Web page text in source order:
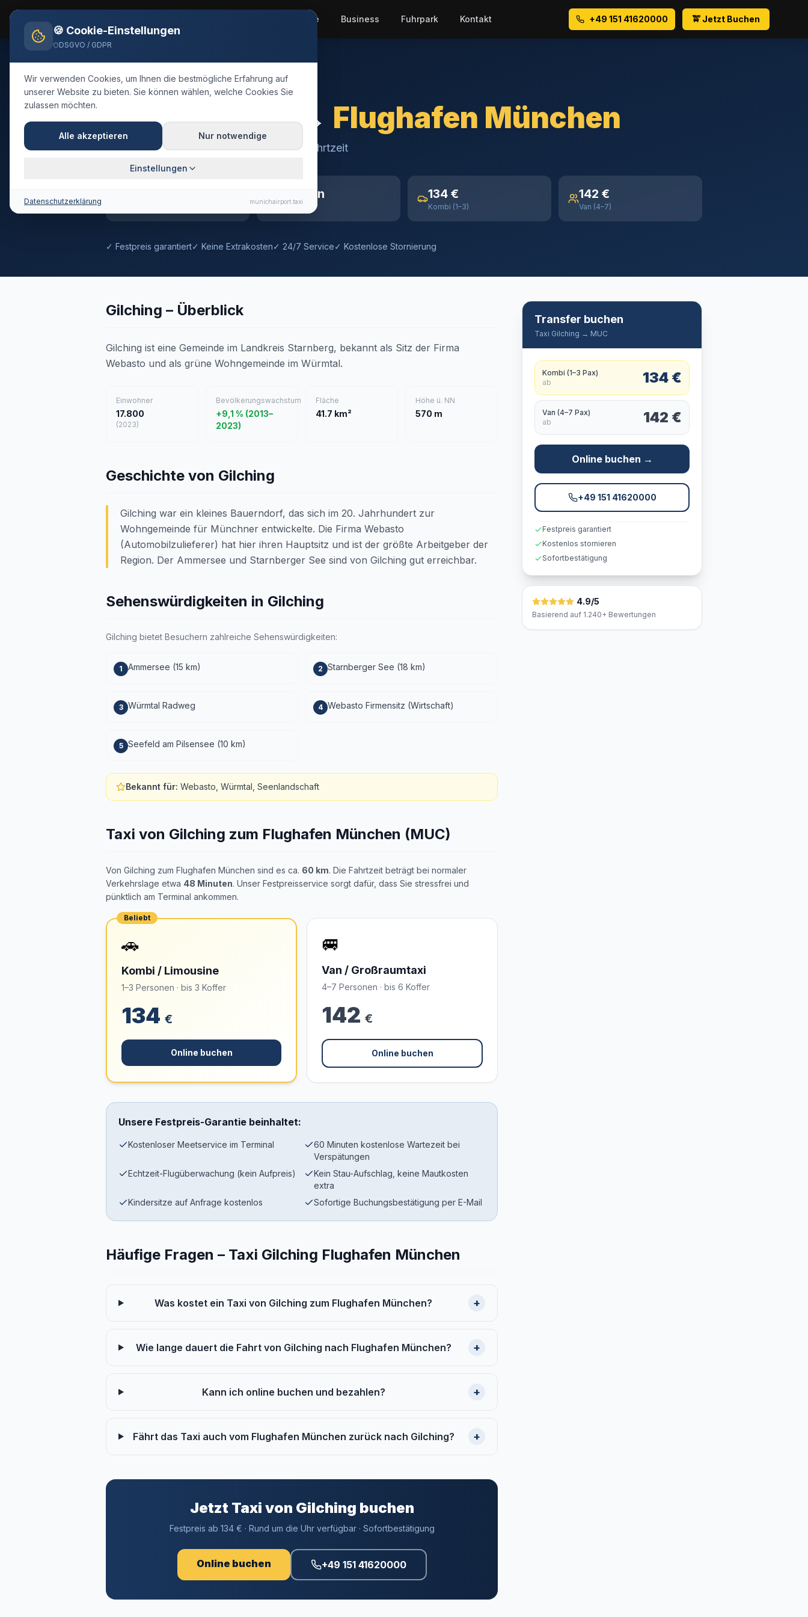
Flughafentransfer 24/7
Preise Business Fuhrpark Kontakt +49 151 41620000 🚖 Jetzt Buchen
🇩🇪Deutschland·Landkreis Starnberg
TaxiGilching→ Flughafen München
Festpreis-Transfer · 60 km · ca. 48 Min. Fahrtzeit
~48 min
Fahrtzeit
134 €
Kombi (1–3)
142 €
Van (4–7)
✓ Festpreis garantiert✓ Keine Extrakosten✓ 24/7 Service✓ Kostenlose Stornierung
Gilching – Überblick
Gilching ist eine Gemeinde im Landkreis Starnberg, bekannt als Sitz der Firma
Webasto und als grüne Wohngemeinde im Würmtal.
Einwohner
17.800
(2023)
Bevölkerungswachstum
+9,1 % (2013–
2023)
Fläche
41.7 km²
Höhe ü. NN
570 m
Geschichte von Gilching
Gilching war ein kleines Bauerndorf, das sich im 20. Jahrhundert zur
Wohngemeinde für Münchner entwickelte. Die Firma Webasto
(Automobilzulieferer) hat hier ihren Hauptsitz und ist der größte Arbeitgeber der
Region. Der Ammersee und Starnberger See sind von Gilching gut erreichbar.
Sehenswürdigkeiten in Gilching
Gilching bietet Besuchern zahlreiche Sehenswürdigkeiten:
1 Ammersee (15 km) 2 Starnberger See (18 km)
3 Würmtal Radweg 4 Webasto Firmensitz (Wirtschaft)
5 Seefeld am Pilsensee (10 km)
Bekannt für: Webasto, Würmtal, Seenlandschaft
Taxi von Gilching zum Flughafen München (MUC)
Von Gilching zum Flughafen München sind es ca. 60 km. Die Fahrtzeit beträgt bei normaler
Verkehrslage etwa 48 Minuten. Unser Festpreisservice sorgt dafür, dass Sie stressfrei und
pünktlich am Terminal ankommen.
Beliebt
🚗
Kombi / Limousine
1–3 Personen · bis 3 Koffer
134 €
Online buchen
🚐
Van / Großraumtaxi
4–7 Personen · bis 6 Koffer
142 €
Online buchen
Unsere Festpreis-Garantie beinhaltet:
Kostenloser Meetservice im Terminal
60 Minuten kostenlose Wartezeit bei
Verspätungen
Echtzeit-Flugüberwachung (kein Aufpreis)
Kein Stau-Aufschlag, keine Mautkosten
extra
Kindersitze auf Anfrage kostenlos
Sofortige Buchungsbestätigung per E-Mail
Häufige Fragen – Taxi Gilching Flughafen München
Was kostet ein Taxi von Gilching zum Flughafen München? +
Wie lange dauert die Fahrt von Gilching nach Flughafen München? +
Kann ich online buchen und bezahlen? +
Fährt das Taxi auch vom Flughafen München zurück nach Gilching? +
Jetzt Taxi von Gilching buchen
Festpreis ab 134 € · Rund um die Uhr verfügbar · Sofortbestätigung
Online buchen +49 151 41620000
Transfer buchen
Taxi Gilching → MUC
Kombi (1–3 Pax)
ab
134 €
Van (4–7 Pax)
ab
142 €
Online buchen →
+49 151 41620000
Festpreis garantiert
Kostenlos stornieren
Sofortbestätigung
4.9/5
Basierend auf 1.240+ Bewertungen
🍪 Cookie-Einstellungen
DSGVO / GDPR
Wir verwenden Cookies, um Ihnen die bestmögliche Erfahrung auf
unserer Website zu bieten. Sie können wählen, welche Cookies Sie
zulassen möchten.
Alle akzeptieren Nur notwendige
Einstellungen
Datenschutzerklärung munichairport.taxi